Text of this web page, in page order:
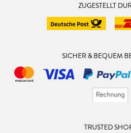
ZUGESTELLT
SICHER & BEQUEM
TRUSTED